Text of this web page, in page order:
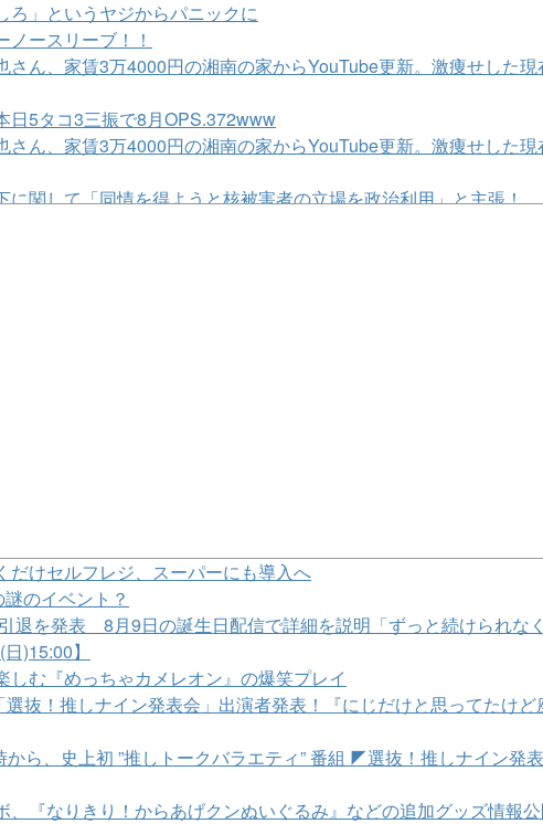
ろ」というヤジからパニックに
ースリーブ！！
さん、家賃3万4000円の湘南の家からYouTube更新。激痩せした現
日5タコ3三振で8月OPS.372www
さん、家賃3万4000円の湘南の家からYouTube更新。激痩せした現
に関して「同情を得ようと核被害者の立場を政治利用」と主張！
だけセルフレジ、スーパーにも導入へ
謎のイベント？
引退を発表 8月9日の誕生日配信で詳細を説明「ずっと続けられな
)15:00】
しむ『めっちゃカメレオン』の爆笑プレイ
選抜！推しナイン発表会」出演者発表！『にじだけと思ってたけど
から、史上初 ”推しトークバラエティ” 番組 ◤選抜！推しナイン発
、『なりきり！からあげクンぬいぐるみ』などの追加グッズ情報